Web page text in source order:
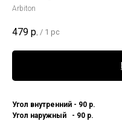
Arbiton
479 р. / 1 pc
Угол внутренний - 90 р.
Угол наружный - 90 р.